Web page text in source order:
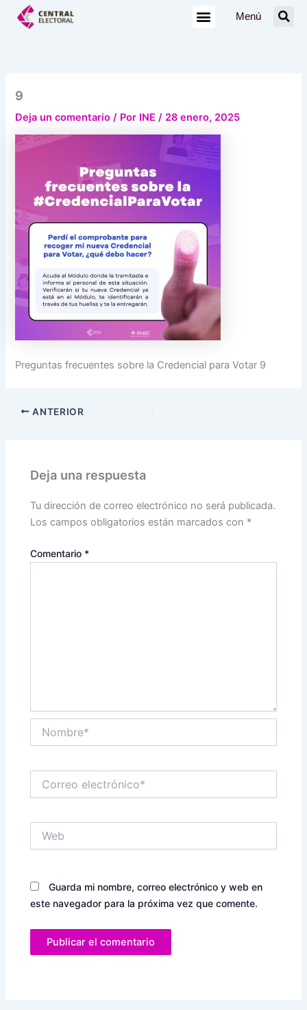
Menú
9
Deja un comentario / Por INE/ 28 enero, 2025
Preguntas frecuentes sobre la Credencial para Votar 9
ANTERIOR
Deja una respuesta
Tu dirección de correo electrónico no será publicada.
Los campos obligatorios están marcados con *
Comentario *
electrónico*
Guarda mi nombre, correo electrónico y web en
este navegador para la próxima vez que comente.